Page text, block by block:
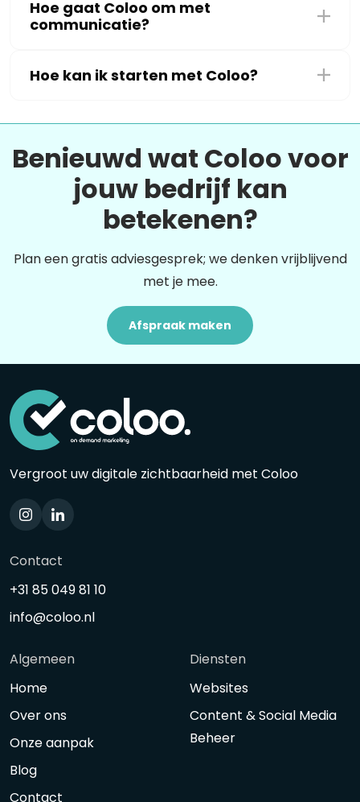
Hoe gaat Coloo om met
communicatie?
Hoe kan ik starten met Coloo?
Benieuwd wat Coloo voor
jouw bedrijf kan
betekenen?
Plan een gratis adviesgesprek; we denken vrijblijvend
met je mee.
Afspraak maken
Vergroot uw digitale zichtbaarheid met Coloo
Contact
+31 85 049 81 10
info@coloo.nl
Algemeen
Home
Over ons
Onze aanpak
Blog
Contact
Diensten
Websites
Content & Social Media
Beheer